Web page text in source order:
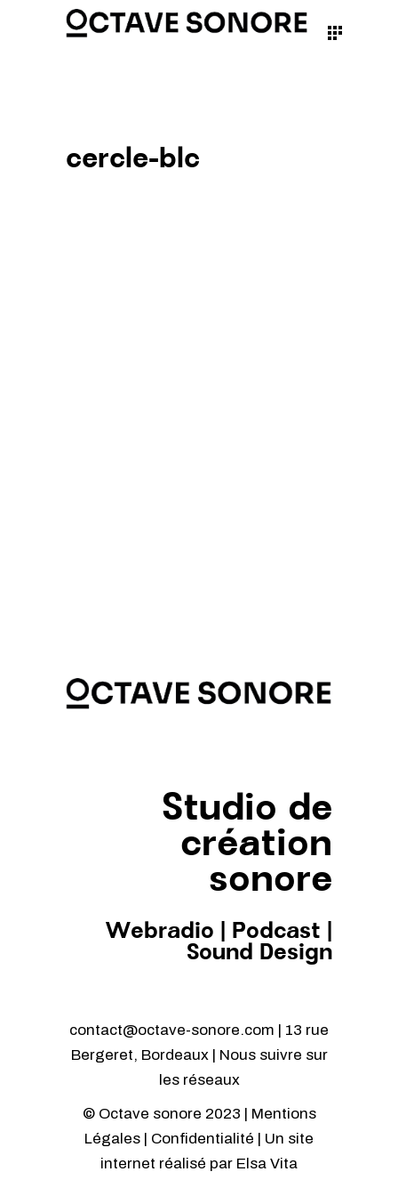
cercle-blc
Studio de
création
sonore
Webradio Podcast
Sound Design
contact@octave-sonore.com | 13 rue
Bergeret, Bordeaux | Nous suivre sur
les réseaux
© Octave sonore 2023 | Mentions
Légales | Confidentialité | Un site
internet réalisé par Elsa Vita